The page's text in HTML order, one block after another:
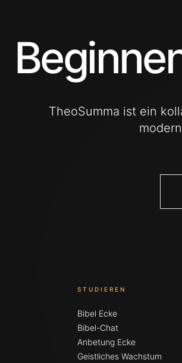
TheoSumma ist ein
STUDIEREN
Bibel Ecke
Bibel-Chat
Anbetung Ecke
Geistliches Wachstum